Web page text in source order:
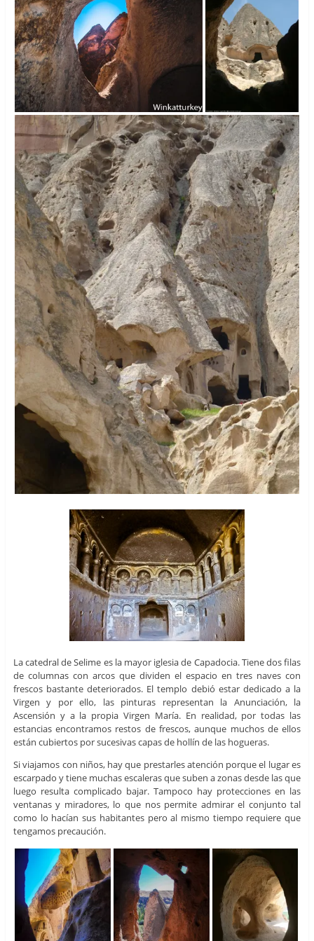
La catedral de Selime es la mayor iglesia de Capadocia. Tiene dos filas
de columnas con arcos que dividen el espacio en tres naves con
frescos bastante deteriorados. El templo debió estar dedicado a la
Virgen y por ello, las pinturas representan la Anunciación, la
Ascensión y a la propia Virgen María. En realidad, por todas las
estancias encontramos restos de frescos, aunque muchos de ellos
están cubiertos por sucesivas capas de hollín de las hogueras.
Si viajamos con niños, hay que prestarles atención porque el lugar es
escarpado y tiene muchas escaleras que suben a zonas desde las que
luego resulta complicado bajar. Tampoco hay protecciones en las
ventanas y miradores, lo que nos permite admirar el conjunto tal
como lo hacían sus habitantes pero al mismo tiempo requiere que
tengamos precaución.